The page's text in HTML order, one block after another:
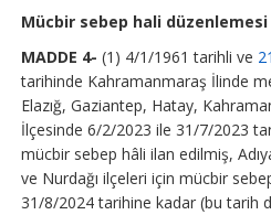
Mücbir sebep hali düzenlemesi
MADDE 4- (1) 4/1/1961 tarihli ve
tarihinde Kahramanmaraş İlinde
Elazığ, Gaziantep, Hatay,
İlçesinde 6/2/2023 ile 31/7/2023
mücbir sebep hâli ilan edilmiş,
ve Nurdağı ilçeleri için mücbir
31/8/2024 tarihine kadar (bu tarih